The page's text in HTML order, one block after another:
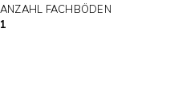
ANZAHL FACHBÖDEN
1